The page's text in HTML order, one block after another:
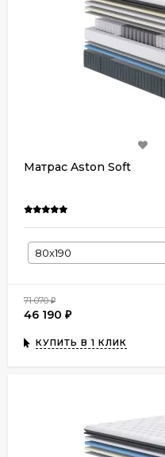
Матрас Aston Soft
80х190
71 070₽
46 190 ₽
КУПИТЬ В 1 КЛИК